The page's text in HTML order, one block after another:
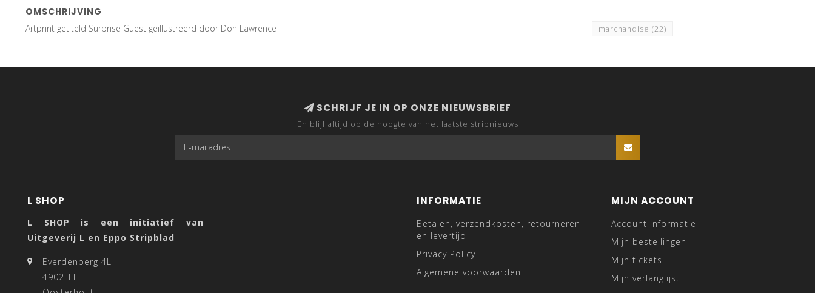
OMSCHRIJVING
Artprint getiteld Surprise Guest geïllustreerd door Don Lawrence marchandise(22)
SCHRIJF JE IN OP ONZE NIEUWSBRIEF
En blijf altijd op de hoogte van het laatste stripnieuws
L SHOP
L SHOP is een initiatief van
Uitgeverij L en Eppo Stripblad
Everdenberg 4L
4902 TT
INFORMATIE
Betalen, verzendkosten, retourneren
en levertijd
Privacy Policy
Algemene voorwaarden
MIJN ACCOUNT
Account informatie
Mijn bestellingen
Mijn tickets
Mijn verlanglijst